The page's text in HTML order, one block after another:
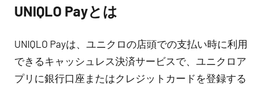
UNIQLO Payとは
UNIQLO Payは、ユニクロの店頭での支払い時に利用
できるキャッシュレス決済サービスで、ユニクロア
プリに銀行口座またはクレジットカードを登録する